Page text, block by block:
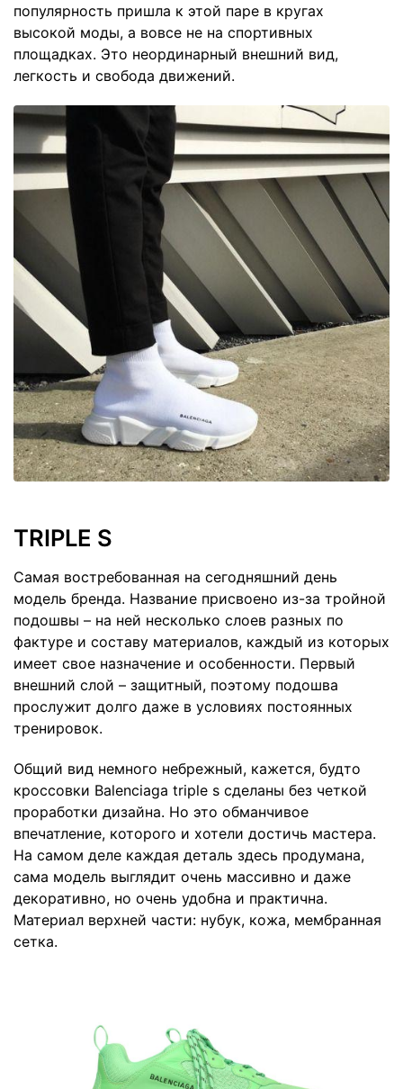
популярность пришла к этой паре в кругах
высокой моды, а вовсе не на спортивных
площадках. Это неординарный внешний вид,
легкость и свобода движений.
TRIPLE S
Самая востребованная на сегодняшний день
модель бренда. Название присвоено из-за тройной
подошвы – на ней несколько слоев разных по
фактуре и составу материалов, каждый из которых
имеет свое назначение и особенности. Первый
внешний слой – защитный, поэтому подошва
прослужит долго даже в условиях постоянных
тренировок.
Общий вид немного небрежный, кажется, будто
кроссовки Balenciaga triple s сделаны без четкой
проработки дизайна. Но это обманчивое
впечатление, которого и хотели достичь мастера.
На самом деле каждая деталь здесь продумана,
сама модель выглядит очень массивно и даже
декоративно, но очень удобна и практична.
Материал верхней части: нубук, кожа, мембранная
сетка.